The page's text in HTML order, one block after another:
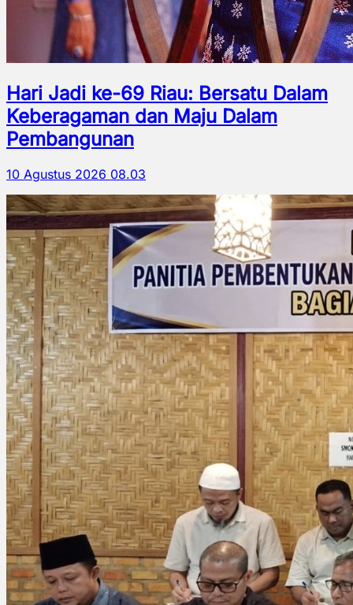
Hari Jadi ke-69 Riau: Bersatu Dalam
Keberagaman dan Maju Dalam
Pembangunan
10 Agustus 2026 08.03